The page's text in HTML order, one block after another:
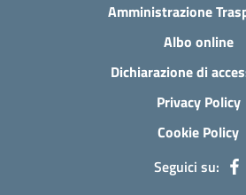
Amministrazione
Albo online
Dichiarazione di
Privacy Policy
Cookie Policy
Seguici su: